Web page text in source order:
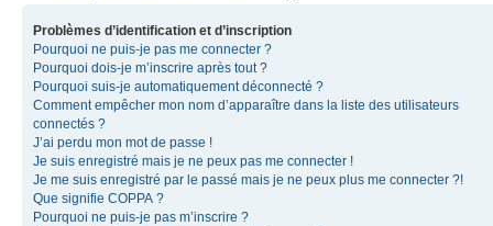
Problèmes d’identification et d’inscription
Pourquoi ne puis-je pas me connecter ?
Pourquoi dois-je m’inscrire après tout ?
Pourquoi suis-je automatiquement déconnecté ?
Comment empêcher mon nom d’apparaître dans la liste des utilisateurs
connectés ?
J’ai perdu mon mot de passe !
Je suis enregistré mais je ne peux pas me connecter !
Je me suis enregistré par le passé mais je ne peux plus me connecter ?!
Que signifie COPPA ?
Pourquoi ne puis-je pas m’inscrire ?